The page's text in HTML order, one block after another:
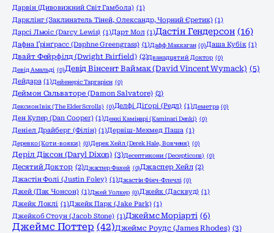
Дарвін (Дивовижний Світ Гамбола) (1)
Дарклінг (Заклинатель Тіней, Олександр, Чорний Єретик) (1)
Дарсі Льюіс (Darcy Lewis) (1)Дарт Мол (1)Дастін Гендерсон (16)
Дафна Ґрінґрасс (Daphne Greengrass) (1)Дафф Маккаган (0)Даша Кубік (1)
Двайт Фейрфілд (Dwight Fairfield) (2)Дванадцятий Доктор (0)
Девід Амальді (0)Девід Вінсент Ваймак (David Vincent Wymack) (5)
Дейдара (1)Дейенеріс Таргарієн (0)
Деймон Сальваторе (Damon Salvatore) (2)
Дексион Івік (The Elder Scrolls) (0)Делфі Діґорі (Редл) (1)Деметра (0)
Ден Купер (Dan Cooper) (1)Денкі Камінарі (Kaminari Denki) (0)
Деніел Драйберг (Філін) (1)Дервіш-Мехмед Паша (1)
Деревко (Коти-вояки) (0)Дерек Хейл (Derek Hale, Вовченя) (0)
Деріл Діксон (Daryl Dixon) (3)Десептикони (Decepticons) (0)
Десятий Доктор (2)Джаспер Фахей (0)Джаспер Хейл (2)
Джастін Фолі (Justin Foley) (1)Джастін Фінч-Флечлі (0)
Джей (Пак Чонсон) (1)Джей Уолкер (0)Джейк (Дасквуд) (1)
Джейк Локлі (1)Джейк Парк (Jake Park) (1)
Джейкоб Стоун (Jacob Stone) (1)Джеймс Моріарті (6)
Джеймс Поттер (42)Джеймс Роудс (James Rhodes) (3)